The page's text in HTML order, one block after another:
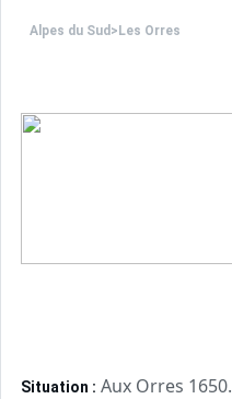
Alpes du Sud > Les Orres
Situation : Aux Orres 1650.